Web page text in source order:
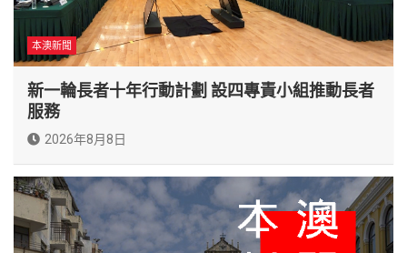
本澳新聞
新一輪長者十年行動計劃 設四專責小組推動長者
服務
2026年8月8日